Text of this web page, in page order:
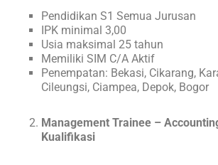
Pendidikan S1 Semua Jurusan
IPK minimal 3,00
Usia maksimal 25 tahun
Memiliki SIM C/A Aktif
Penempatan: Bekasi, Cikarang,
Cileungsi, Ciampea, Depok, Bogor
Management Trainee –
Kualifikasi